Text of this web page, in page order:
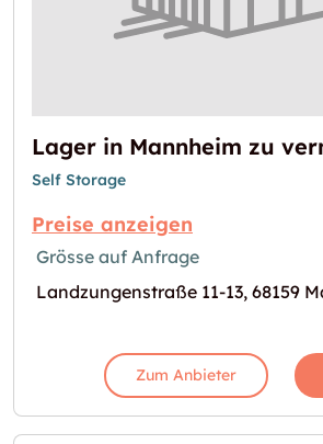
Lager in Mannheim zu
Self Storage
Preise anzeigen
Grösse auf Anfrage
Landzungenstraße 11-13, 68159
Zum Anbieter